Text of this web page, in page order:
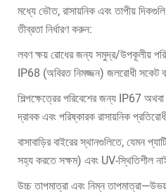
মধ্যে ভৌত, রাসায়নিক এবং তাপীয়
তীব্রতা নির্ধারণ করুন:
লবণ ক্ষয় রোধের জন্য সমুদ্র/উপকূলীয়
IP68 (অবিরত নিমজ্জন) জলরোধী সকেট
শিল্পক্ষেত্রের পরিবেশের জন্য IP67
দ্রাবক এবং পরিষ্কারক রাসায়নিক
বাসাবাড়ির বাইরের স্থানগুলিতে, যেমন
সহ্য করতে সক্ষম) এবং UV-স্থিতিশীল
উচ্চ তাপমাত্রা এবং নিম্ন